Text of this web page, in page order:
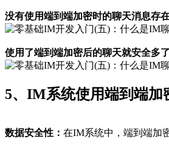
没有使用端到端加密时的聊天消息存
使用了端到端加密后的聊天就安全多了
5、IM系统使用端到端加
数据安全性： 在IM系统中，端到端加